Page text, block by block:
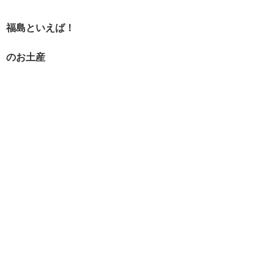
福島といえば！
のお土産